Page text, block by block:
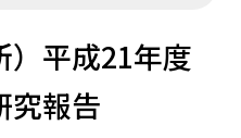
）平成21年度
究報告